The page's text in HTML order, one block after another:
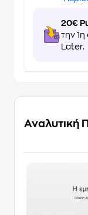
20€
την
Later.
Αναλυτική